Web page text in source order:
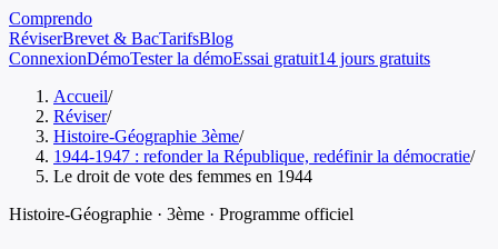
Comprendo
RéviserBrevet & BacTarifsBlog
ConnexionDémoTester la démoEssai gratuit14 jours gratuits
Accueil/
Réviser/
Histoire-Géographie 3ème/
1944-1947 : refonder la République, redéfinir la démocratie/
Le droit de vote des femmes en 1944
Histoire-Géographie · 3ème · Programme officiel